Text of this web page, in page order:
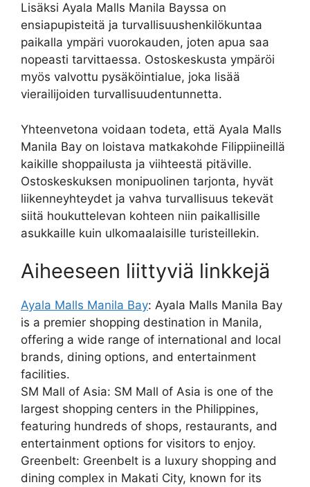
Lisäksi Ayala Malls Manila Bayssa on
ensiapupisteitä ja turvallisuushenkilökuntaa
paikalla ympäri vuorokauden, joten apua saa
nopeasti tarvittaessa. Ostoskeskusta ympäröi
myös valvottu pysäköintialue, joka lisää
vierailijoiden turvallisuudentunnetta.
Yhteenvetona voidaan todeta, että Ayala Malls
Manila Bay on loistava matkakohde Filippiineillä
kaikille shoppailusta ja viihteestä pitäville.
Ostoskeskuksen monipuolinen tarjonta, hyvät
liikenneyhteydet ja vahva turvallisuus tekevät
siitä houkuttelevan kohteen niin paikallisille
asukkaille kuin ulkomaalaisille turisteillekin.
Aiheeseen liittyviä linkkejä
Ayala Malls Manila Bay: Ayala Malls Manila Bay
is a premier shopping destination in Manila,
offering a wide range of international and local
brands, dining options, and entertainment
facilities.
SM Mall of Asia: SM Mall of Asia is one of the
largest shopping centers in the Philippines,
featuring hundreds of shops, restaurants, and
entertainment options for visitors to enjoy.
Greenbelt: Greenbelt is a luxury shopping and
dining complex in Makati City, known for its